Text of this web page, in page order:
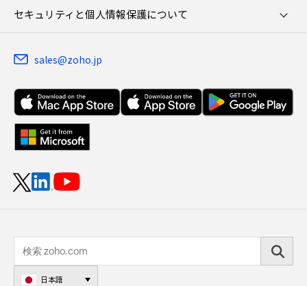
セキュリティと個人情報保護について
sales@zoho.jp
日本語